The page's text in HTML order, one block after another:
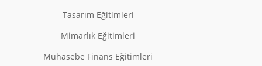
Tasarım Eğitimleri
Mimarlık Eğitimleri
Muhasebe Finans Eğitimleri